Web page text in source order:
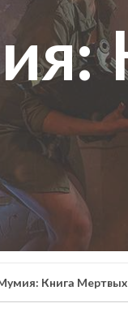
Книга Мертвых